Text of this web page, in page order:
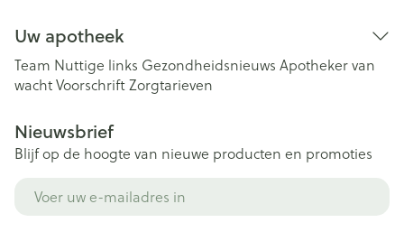
Uw apotheek
Team Nuttige links Gezondheidsnieuws Apotheker van
wachtVoorschriftZorgtarieven
Nieuwsbrief
Blijf op de hoogte van nieuwe producten en promoties